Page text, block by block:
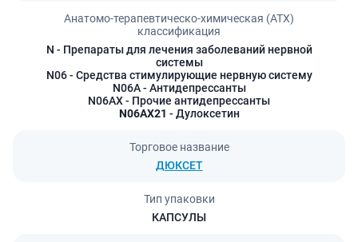
Анатомо-терапевтическо-химическая (АТХ)
классификация
N - Препараты для лечения заболеваний нервной
системы
N06- Средства стимулирующие нервную систему
N06A- Антидепрессанты
N06AX- Прочие антидепрессанты
N06AX21 - Дулоксетин
Торговое название
ДЮКСЕТ
Тип упаковки
КАПСУЛЫ